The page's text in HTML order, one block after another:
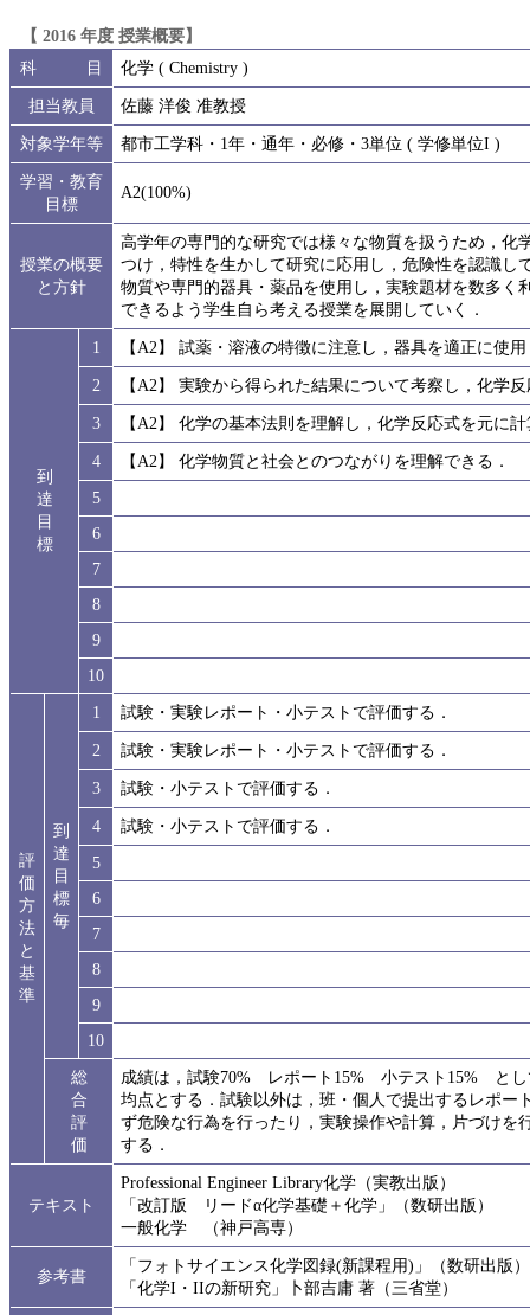
【 2016 年度 授業概要】
科 目
化学 ( Chemistry )
担当教員
佐藤 洋俊 准教授
対象学年等
都市工学科・1年・通年・必修・3単位 ( 学修単位I )
学習・教育
目標
A2(100%)
授業の概要
と方針
高学年の専門的な研究では様々な物質を扱うため，
つけ，特性を生かして研究に応用し，危険性を認識
物質や専門的器具・薬品を使用し，実験題材を数多
できるよう学生自ら考える授業を展開していく．
到
達
目
標
1
【A2】 試薬・溶液の特徴に注意し，器具を適正に使
2
【A2】 実験から得られた結果について考察し，化学
3
【A2】 化学の基本法則を理解し，化学反応式を元に
4
【A2】 化学物質と社会とのつながりを理解できる．
5
6
7
8
9
10
評
価
方
法
と
基
準
到
達
目
標
毎
1
試験・実験レポート・小テストで評価する．
2
試験・実験レポート・小テストで評価する．
3
試験・小テストで評価する．
4
試験・小テストで評価する．
5
6
7
8
9
10
総
合
評
価
成績は，試験70% レポート15% 小テスト15% とし
均点とする．試験以外は，班・個人で提出するレポー
ず危険な行為を行ったり，実験操作や計算，片づけを
する．
テキスト
Professional Engineer Library化学（実教出版）
「改訂版 リードα化学基礎＋化学」（数研出版）
一般化学 （神戸高専）
参考書
「フォトサイエンス化学図録(新課程用)」（数研出版）
「化学I・IIの新研究」卜部吉庸 著（三省堂）